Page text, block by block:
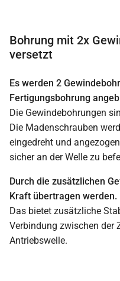
Bohrung mit 2x
versetzt
Es werden 2
Fertigungsbohrung
Die Gewindebohrungen
Die Madenschrauben
eingedreht und
sicher an der Welle zu
Durch die zusätzlichen
Kraft übertragen werden.
Das bietet zusätzliche
Verbindung zwischen der
Antriebswelle.